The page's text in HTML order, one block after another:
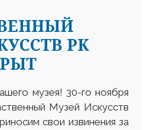
РК
музея! 30-го ноября
Музей Искусств
свои извинения за